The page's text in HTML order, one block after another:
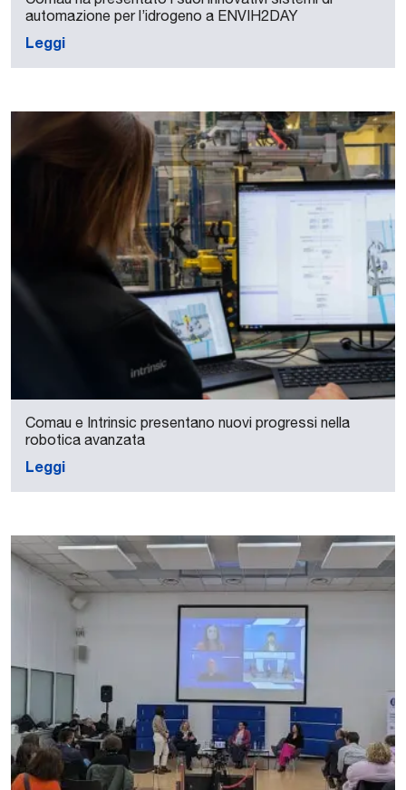
automazione per l’idrogeno a ENVIH2DAY
Leggi
Comau e Intrinsic presentano nuovi progressi nella
robotica avanzata
Leggi